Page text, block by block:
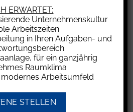
eines
Beruft sich der
auf Schäden durch einen
und beweisen, dass
tatsächlich ein
Windstärke
kommt es nicht darauf an,
Schäden
eine bestimmte
ERWARTET:
Unternehmenskultur
Arbeitszeiten
in Ihren Aufgaben- und
für ein ganzjährig
Raumklima
Arbeitsumfeld
STELLEN